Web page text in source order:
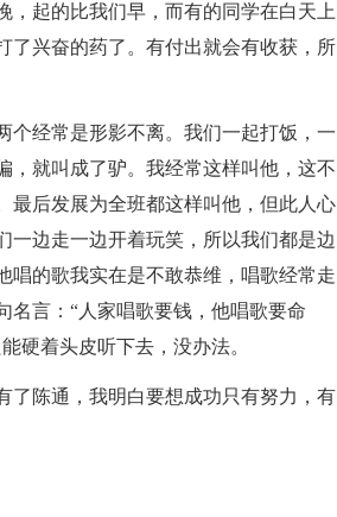
，起的比我们早，而有的同学在白天上
了兴奋的药了。有付出就会有收获，所
个经常是形影不离。我们一起打饭，一
，就叫成了驴。我经常这样叫他，这不
最后发展为全班都这样叫他，但此人心
一边走一边开着玩笑，所以我们都是边
唱的歌我实在是不敢恭维，唱歌经常走
名言：“人家唱歌要钱，他唱歌要命
硬着头皮听下去，没办法。
了陈通，我明白要想成功只有努力，有